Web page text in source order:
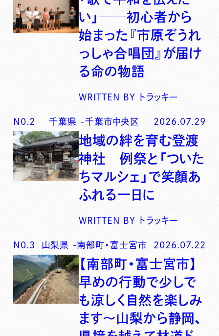
い」──初心者から
始まった『市原ぞうれ
っしゃ合唱団』が届け
る命の物語
WRITTEN BY トラッキー
N0. 2 千葉県 -千葉市中央区 2026.07.29
地域の絆を育む登渡
神社 例祭と「ついた
ちマルシェ」で笑顔あ
ふれる一日に
WRITTEN BY トラッキー
N0. 3 山梨県 -南部町・富士宮市 2026.07.22
【南部町・富士宮市】
早めの行動で少しで
も涼しく自然を楽しみ
ます〜山梨から静岡、